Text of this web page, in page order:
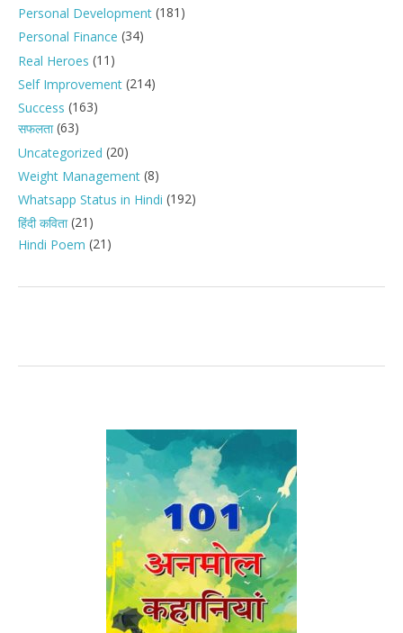
Personal Development (181)
Personal Finance (34)
Real Heroes (11)
Self Improvement (214)
Success (163)
सफलता(63)
Uncategorized (20)
Weight Management (8)
Whatsapp Status in Hindi (192)
हिंदी कविता(21)
Hindi Poem (21)